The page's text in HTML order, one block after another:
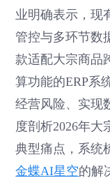
业明确表示，现
管控与多环节数
款适配大宗商品
算功能的ERP系
经营风险、实现
度剖析2026年
典型痛点，系统
金蝶AI星空的解